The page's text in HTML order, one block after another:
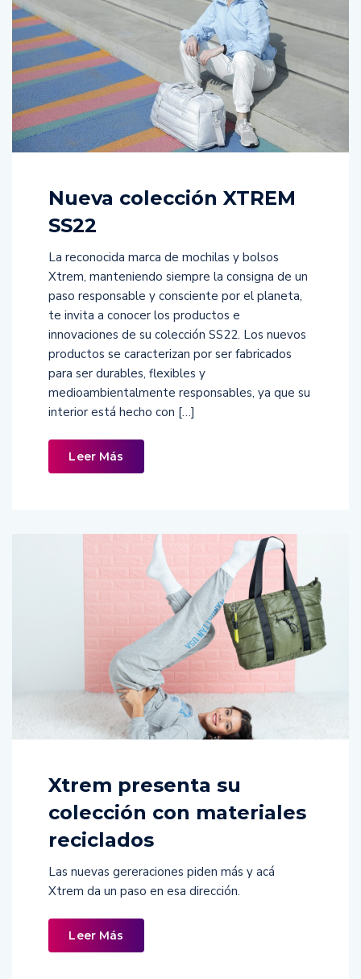
Nueva colección XTREM
SS22
La reconocida marca de mochilas y bolsos
Xtrem, manteniendo siempre la consigna de un
paso responsable y consciente por el planeta,
te invita a conocer los productos e
innovaciones de su colección SS22. Los nuevos
productos se caracterizan por ser fabricados
para ser durables, flexibles y
medioambientalmente responsables, ya que su
interior está hecho con […]
Leer Más
Xtrem presenta su
colección con materiales
reciclados
Las nuevas gereraciones piden más y acá
Xtrem da un paso en esa dirección.
Leer Más